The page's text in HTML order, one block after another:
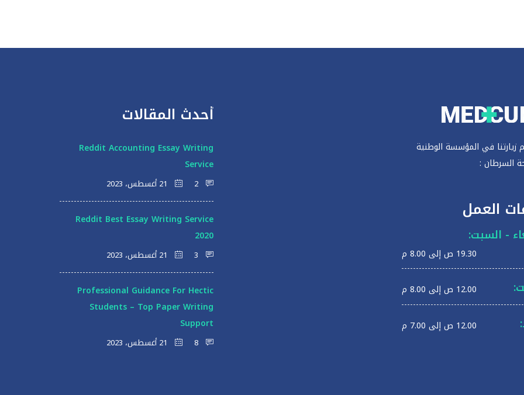
زيارتنا في المؤسسة الوطنية
السرطان :
العمل
- السبت:
19.30 ص إلى 8.00 م
12.00 ص إلى 8.00 م
12.00 ص إلى 7.00 م
أحدث المقالات
Reddit Accounting Essay Writing
Service
2 21 أغسطس، 2023
Reddit Best Essay Writing Service
2020
3 21 أغسطس، 2023
Professional Guidance For Hectic
Students – Top Paper Writing
Support
8 21 أغسطس، 2023